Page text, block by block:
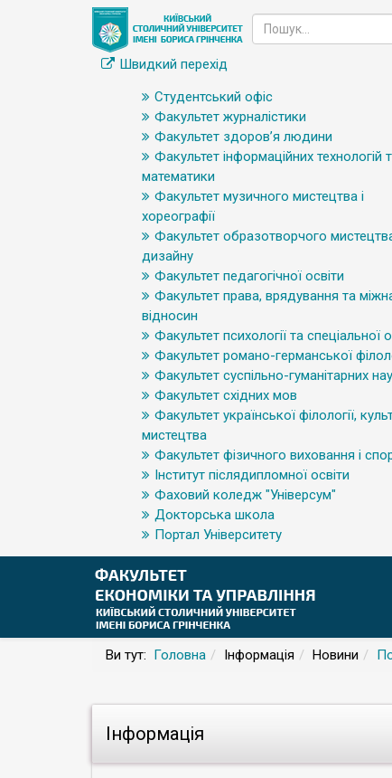
Швидкий перехід
Студентський офіс
Факультет журналістики
Факультет здоров’я людини
Факультет інформаційних технологій
математики
Факультет музичного мистецтва і
хореографії
Факультет образотворчого
дизайну
Факультет педагогічної освіти
Факультет права, врядування та
відносин
Факультет психології та спеціальної
Факультет романо-германської
Факультет суспільно-гуманітарних
Факультет східних мов
Факультет української філології,
мистецтва
Факультет фізичного виховання і
Інститут післядипломної освіти
Фаховий коледж "Універсум"
Докторська школа
Портал Університету
Ви тут: Головна Інформація Новини
Інформація